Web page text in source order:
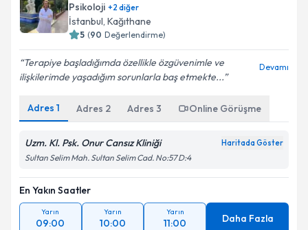
Psikoloji +2 diğer
İstanbul, Kağıthane
5 (90 Değerlendirme)
Terapiye başladığımda özellikle özgüvenimle ve
ilişkilerimde yaşadığım sorunlarla baş etmekte...
Devamı
Adres 1 Adres 2 Adres 3 Online Görüşme
Uzm. Kl. Psk. Onur Cansız Kliniği Haritada Göster
Sultan Selim Mah. Sultan Selim Cad. No:57 D:4
En Yakın Saatler
Yarın
09:00
Yarın
10:00
Yarın
11:00 Daha Fazla